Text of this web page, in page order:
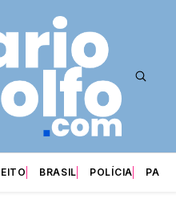
BRASIL POLÍCIA